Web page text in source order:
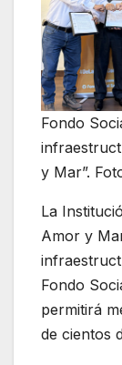
Fondo
y Mar”.
La
Amor y
Fondo
permitirá
de cientos